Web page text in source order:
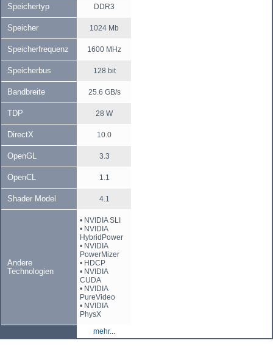
Speichertyp DDR3
Speicher 1024 Mb
Speicherfrequenz 1600 MHz
Speicherbus 128 bit
Bandbreite 25.6 GB/s
TDP 28 W
DirectX 10.0
OpenGL 3.3
OpenCL 1.1
Shader Model 4.1
Andere
Technologien
• NVIDIA SLI
• NVIDIA
HybridPower
• NVIDIA
PowerMizer
• HDCP
• NVIDIA
CUDA
• NVIDIA
PureVideo
• NVIDIA
PhysX
mehr...